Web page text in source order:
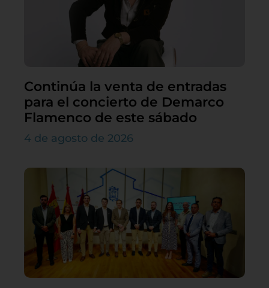
Continúa la venta de entradas
para el concierto de Demarco
Flamenco de este sábado
4 de agosto de 2026